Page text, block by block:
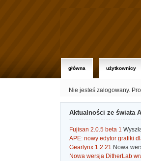
główna użytkownicy
Nie jesteś zalogowany.
Aktualności ze świata
Fujisan 2.0.5 beta 1
APE: nowy edytor grafiki
Gearlynx 1.2.21 Nowa
Nowa wersja DitherLab